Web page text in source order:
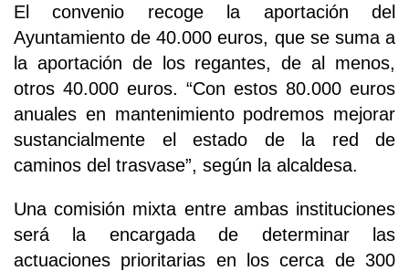
El convenio recoge la aportación del
Ayuntamiento de 40.000 euros, que se suma a
la aportación de los regantes, de al menos,
otros 40.000 euros. “Con estos 80.000 euros
anuales en mantenimiento podremos mejorar
sustancialmente el estado de la red de
caminos del trasvase”, según la alcaldesa.
Una comisión mixta entre ambas instituciones
será la encargada de determinar las
actuaciones prioritarias en los cerca de 300